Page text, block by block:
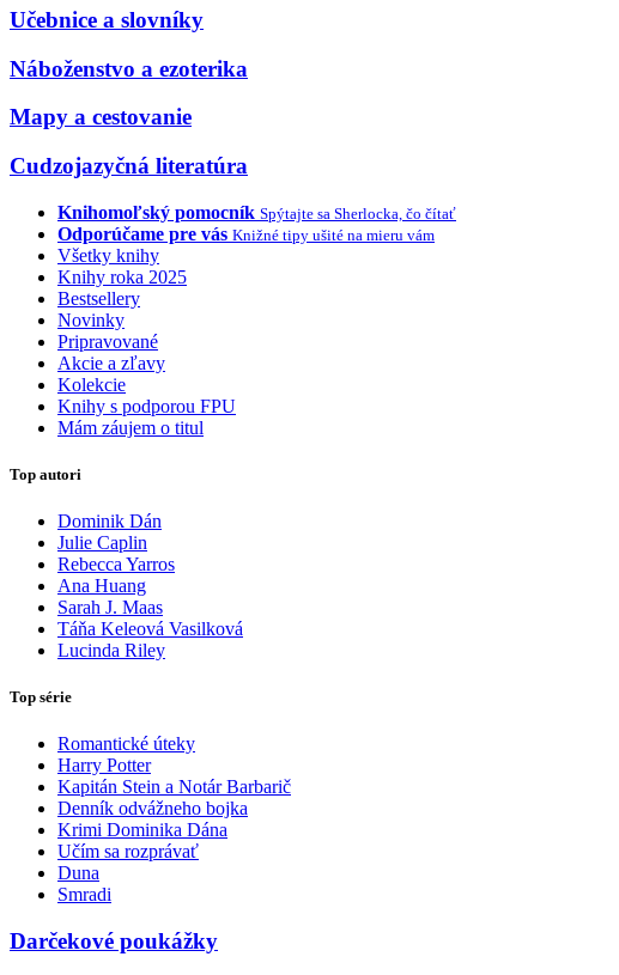
Učebnice a slovníky
Náboženstvo a ezoterika
Mapy a cestovanie
Cudzojazyčná literatúra
Knihomoľský pomocník Spýtajte sa Sherlocka, čo čítať
Odporúčame pre vás Knižné tipy ušité na mieru vám
Všetky knihy
Knihy roka 2025
Bestsellery
Novinky
Pripravované
Akcie a zľavy
Kolekcie
Knihy s podporou FPU
Mám záujem o titul
Top autori
Dominik Dán
Julie Caplin
Rebecca Yarros
Ana Huang
Sarah J. Maas
Táňa Keleová Vasilková
Lucinda Riley
Top série
Romantické úteky
Harry Potter
Kapitán Stein a Notár Barbarič
Denník odvážneho bojka
Krimi Dominika Dána
Učím sa rozprávať
Duna
Smradi
Darčekové poukážky